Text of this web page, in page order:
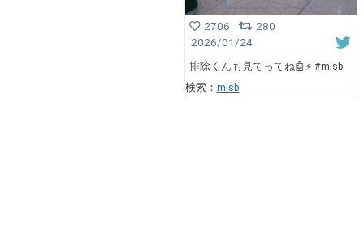
2706
280
2026/01/24
排除くんも見てってね🤖⚡️ #mlsb
検索： mlsb